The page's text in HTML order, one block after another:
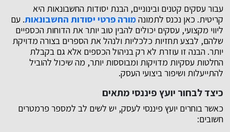
עבור עסקים קטנים ובינוניים, הבנת יסודות החשבונאות היא
קריטית. כאן נכנס לתמונהמורה פרטי יסודות החשבונאות. עם
ליווי מקצועי, עסקים יכולים להבין טוב יותר את הדוחות הכספיים
שלהם, לבצע תחזיות כלכליות ולנהל את הספרים בצורה מדויקת
יותר. הבנה זו עוזרת לא רק בניהול הכספים אלא גם בקבלת
החלטות עסקיות מדויקות ומבוססות יותר, מה שיכול להוביל
להתייעלות ושיפור ביצועי העסק.
כיצד לבחור יועץ פיננסי מתאים
כאשר בוחרים יועץ פיננסי לעסק, יש לשים לב למספר פרמטרים
חשובים: